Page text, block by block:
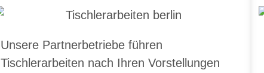
Unsere Partnerbetriebe führen
Tischlerarbeiten nach Ihren Vorstellungen